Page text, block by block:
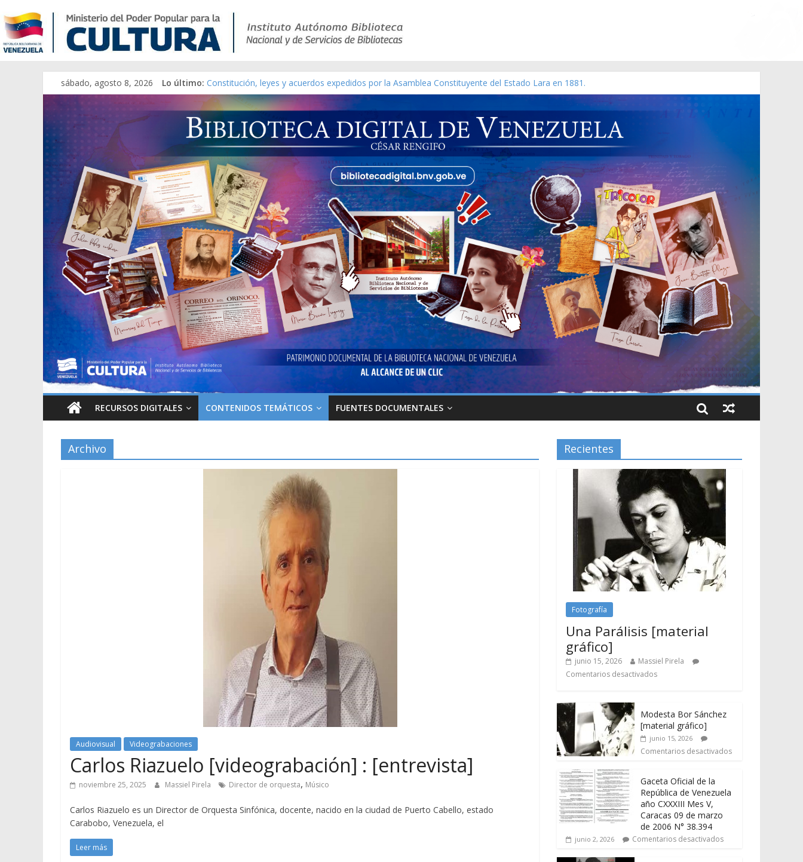
sábado, agosto 8, 2026 Lo último: Catálogo temático de obras de Modesta Bor
Constitución, leyes y acuerdos expedidos por la Asamblea Constituyente del Estado Lara en 1881.
Una Parálisis [material gráfico]
Modesta Bor Sánchez [material gráfico]
Gaceta Oficial de la República de Venezuela año CXXXIII Mes V, Caracas 09 de marzo de 2006 N° 38.394
RECURSOS DIGITALES CONTENIDOS TEMÁTICOS FUENTES DOCUMENTALES
Archivo
Audiovisual Videograbaciones
Carlos Riazuelo [videograbación] : [entrevista]
noviembre 25, 2025 Massiel Pirela Director de orquesta, Músico
Carlos Riazuelo es un Director de Orquesta Sinfónica, docente, nacido en la ciudad de Puerto Cabello, estado
Carabobo, Venezuela, el
Leer más
Recientes
Fotografía
Una Parálisis [material
gráfico]
junio 15, 2026
Massiel Pirela
Comentarios desactivados
Modesta Bor Sánchez
[material gráfico]
junio 15, 2026
Comentarios desactivados
Gaceta Oficial de la
República de Venezuela
año CXXXIII Mes V,
Caracas 09 de marzo
de 2006 N° 38.394
junio 2, 2026 Comentarios desactivados